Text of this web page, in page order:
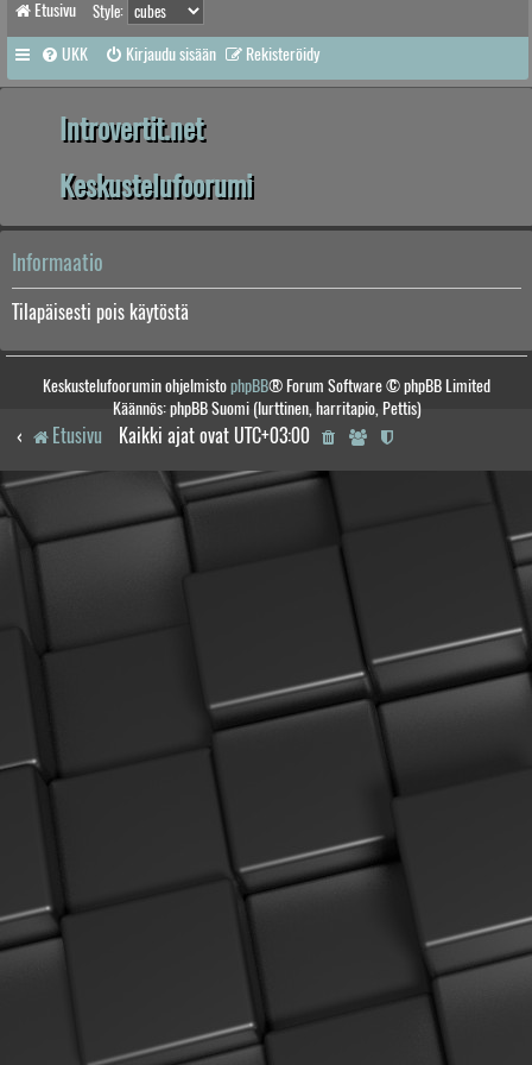
Etusivu Style:
UKK Kirjaudu sisään Rekisteröidy
Introvertit.net
Keskustelufoorumi
Informaatio
Tilapäisesti pois käytöstä
Keskustelufoorumin ohjelmistophpBB® Forum Software © phpBB Limited
Käännös: phpBB Suomi (lurttinen, harritapio, Pettis)
Etusivu Kaikki ajat ovat UTC+03:00